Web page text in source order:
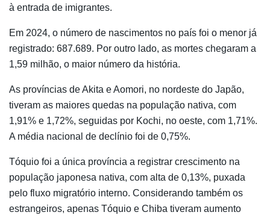
à entrada de imigrantes.
Em 2024, o número de nascimentos no país foi o menor já
registrado: 687.689. Por outro lado, as mortes chegaram a
1,59 milhão, o maior número da história.
As províncias de Akita e Aomori, no nordeste do Japão,
tiveram as maiores quedas na população nativa, com
1,91% e 1,72%, seguidas por Kochi, no oeste, com 1,71%.
A média nacional de declínio foi de 0,75%.
Tóquio foi a única província a registrar crescimento na
população japonesa nativa, com alta de 0,13%, puxada
pelo fluxo migratório interno. Considerando também os
estrangeiros, apenas Tóquio e Chiba tiveram aumento